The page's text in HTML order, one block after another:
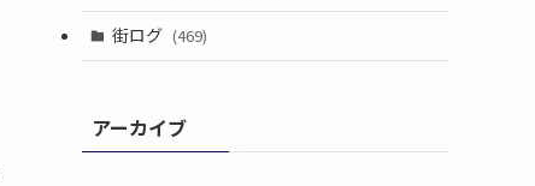
街ログ (469)
アーカイブ